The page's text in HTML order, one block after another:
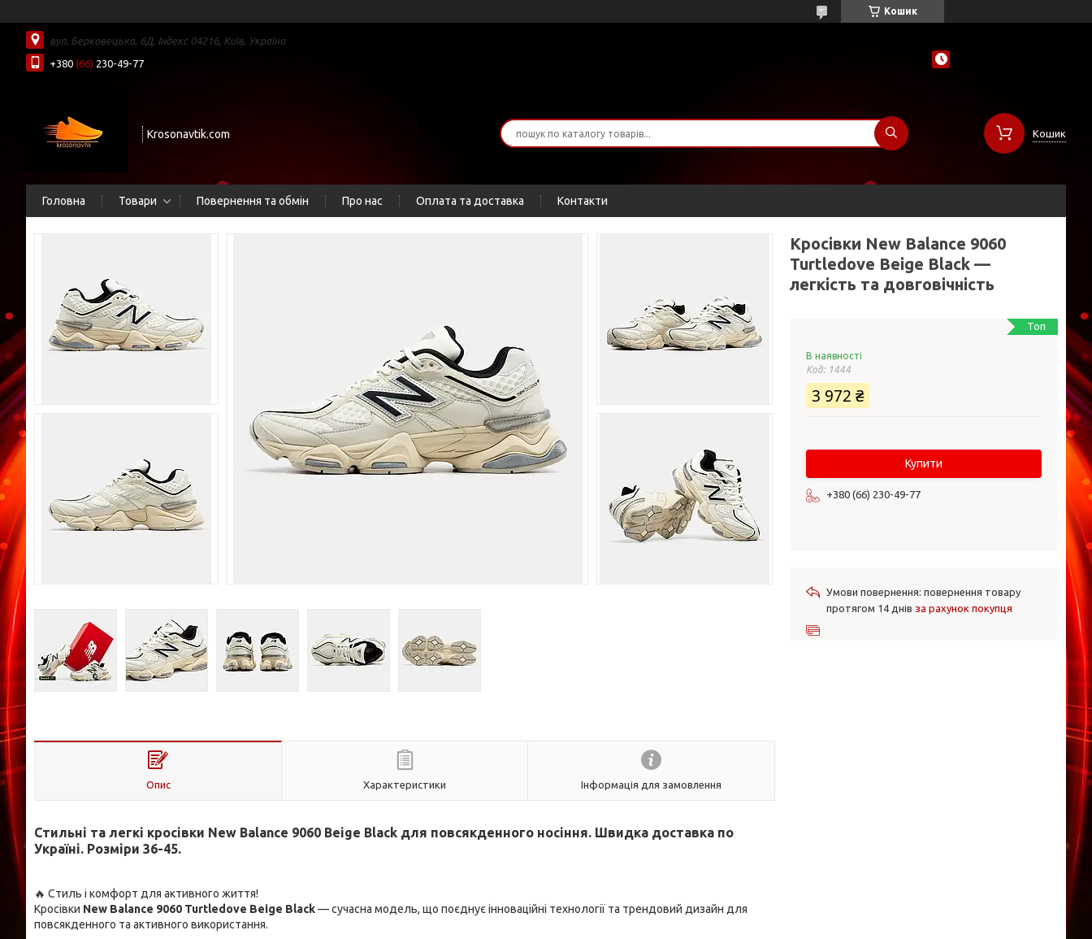
Кошик
вул. Берковецька, 6Д, Індекс 04216, Київ, Україна
+380 (66) 230-49-77
Krosonavtik.com Кошик
Головна Товари Повернення та обмін Про нас Оплата та доставка Контакти
Опис Характеристики Інформація для замовлення
Стильні та легкі кросівки New Balance 9060 Beige Black для повсякденного носіння. Швидка доставка по
Україні. Розміри 36-45.
🔥 Стиль і комфорт для активного життя!
Кросівки New Balance 9060 Turtledove Beige Black— сучасна модель, що поєднує інноваційні технології та трендовий дизайн для
повсякденного та активного використання.
Кросівки New Balance 9060
Turtledove Beige Black —
легкість та довговічність
Топ
В наявності
Код: 1444
3 972 ₴
Купити
+380 (66) 230-49-77
повернення товару
протягом 14 днів за рахунок покупця